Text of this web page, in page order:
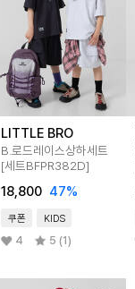
LITTLE BRO
B.로드레이스상하세트
[세트BFPR382D]
18,800 47%
쿠폰 KIDS
4 5 (1)